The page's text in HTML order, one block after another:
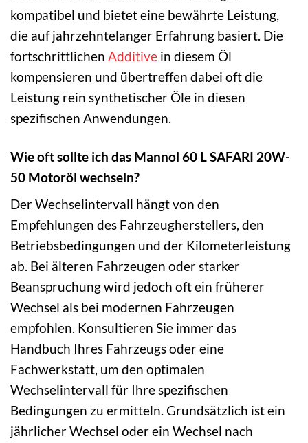
kompatibel und bietet eine bewährte Leistung,
die auf jahrzehntelanger Erfahrung basiert. Die
fortschrittlichen Additive in diesem Öl
kompensieren und übertreffen dabei oft die
Leistung rein synthetischer Öle in diesen
spezifischen Anwendungen.
Wie oft sollte ich das Mannol 60 L SAFARI 20W-
50 Motoröl wechseln?
Der Wechselintervall hängt von den
Empfehlungen des Fahrzeugherstellers, den
Betriebsbedingungen und der Kilometerleistung
ab. Bei älteren Fahrzeugen oder starker
Beanspruchung wird jedoch oft ein früherer
Wechsel als bei modernen Fahrzeugen
empfohlen. Konsultieren Sie immer das
Handbuch Ihres Fahrzeugs oder eine
Fachwerkstatt, um den optimalen
Wechselintervall für Ihre spezifischen
Bedingungen zu ermitteln. Grundsätzlich ist ein
jährlicher Wechsel oder ein Wechsel nach